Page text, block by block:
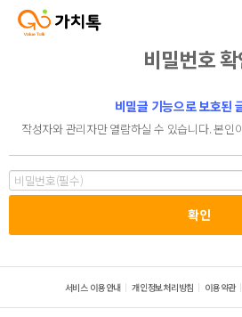
비밀번호
비밀글 기능으로 보호된
작성자와 관리자만 열람하실 수 있습니다. 본인
서비스 이용안내 개인정보처리방침 이용약관